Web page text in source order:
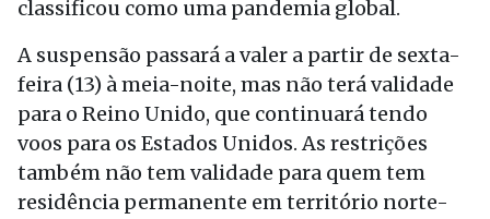
classificou como uma pandemia global.
A suspensão passará a valer a partir de sexta-
feira (13) à meia-noite, mas não terá validade
para o Reino Unido, que continuará tendo
voos para os Estados Unidos. As restrições
também não tem validade para quem tem
residência permanente em território norte-